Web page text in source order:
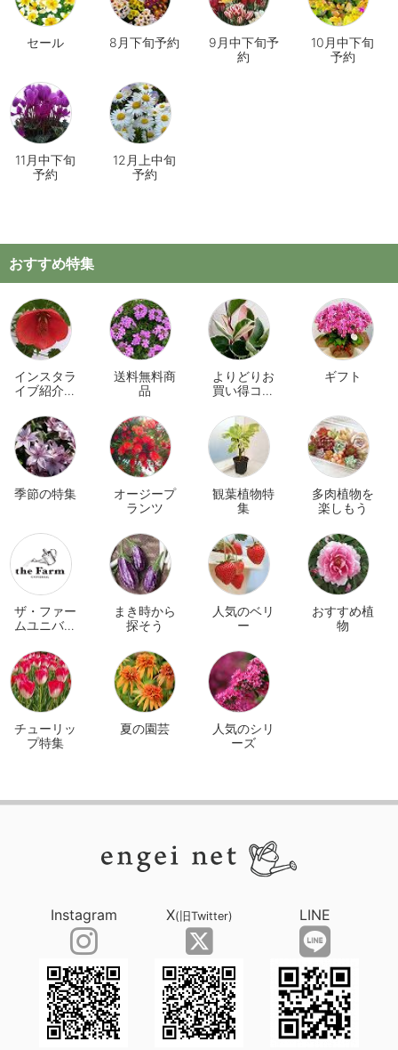
セール 8月下旬予約
9月中下旬予
約
10月中下旬
予約
11月中下旬
予約
12月上中旬
予約
おすすめ特集
インスタラ
イブ紹介商
送料無料商
品
よりどりお
買い得コー
ギフト
季節の特集
オージープ
ランツ
観葉植物特
集
多肉植物を
楽しもう
ザ・ファー
ムユニバー
イン
まき時から
探そう
人気のベリ
ー
おすすめ植
物
チューリッ
プ特集
夏の園芸
人気のシリ
ーズ
Instagram X(旧Twitter) LINE